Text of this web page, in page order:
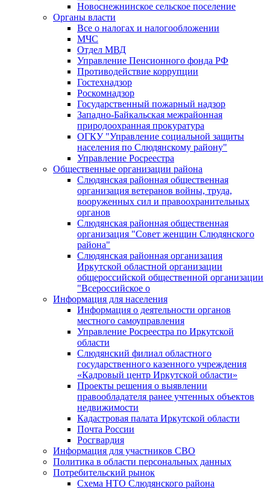
Новоснежнинское сельское поселение
Органы власти
Все о налогах и налогообложении
МЧС
Отдел МВД
Управление Пенсионного фонда РФ
Противодействие коррупции
Гостехнадзор
Роскомнадзор
Государственный пожарный надзор
Западно-Байкальская межрайонная
природоохранная прокуратура
ОГКУ "Управление социальной защиты
населения по Слюдянскому району"
Управление Росреестра
Общественные организации района
Слюдянская районная общественная
организация ветеранов войны, труда,
вооруженных сил и правоохранительных
органов
Слюдянская районная общественная
организация "Совет женщин Слюдянского
района"
Слюдянская районная организация
Иркутской областной организации
общероссийской общественной организации
"Всероссийское о
Информация для населения
Информация о деятельности органов
местного самоуправления
Управление Росреестра по Иркутской
области
Слюдянский филиал областного
государственного казенного учреждения
«Кадровый центр Иркутской области»
Проекты решения о выявлении
правообладателя ранее учтенных объектов
недвижимости
Кадастровая палата Иркутской области
Почта России
Росгвардия
Информация для участников СВО
Политика в области персональных данных
Потребительский рынок
Схема НТО Слюдянского района